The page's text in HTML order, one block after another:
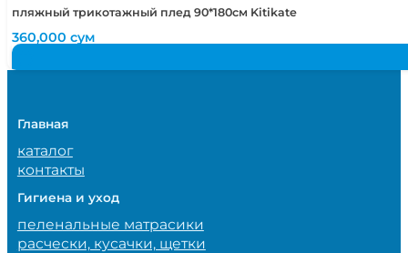
пляжный трикотажный плед 90*180см Kitikate
360,000сум
Главная
каталог
контакты
Гигиена и уход
пеленальные матрасики
расчески, кусачки, щетки